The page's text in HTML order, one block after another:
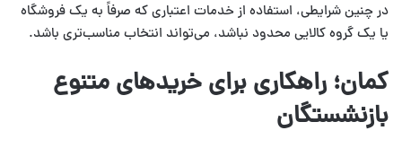
در چنین شرایطی، استفاده از خدمات اعتباری که صرفاً به یک فروشگاه
یا یک گروه کالایی محدود نباشد، می‌تواند انتخاب مناسب‌تری باشد.
کمان؛ راهکاری برای خریدهای متنوع
بازنشستگان